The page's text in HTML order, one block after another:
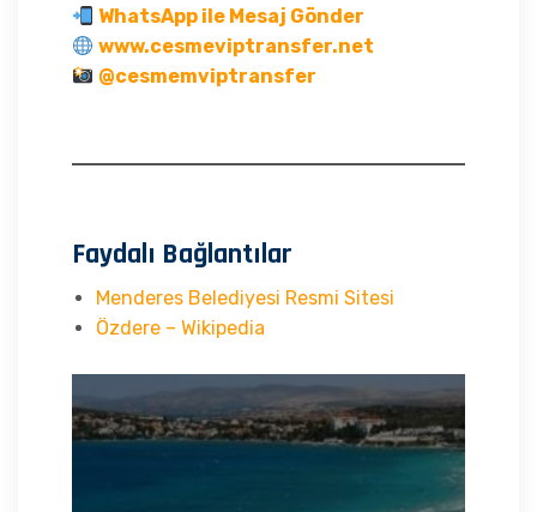
WhatsApp ile Mesaj Gönder
www.cesmeviptransfer.net
@cesmemviptransfer
Faydalı Bağlantılar
Menderes Belediyesi Resmi Sitesi
Özdere – Wikipedia